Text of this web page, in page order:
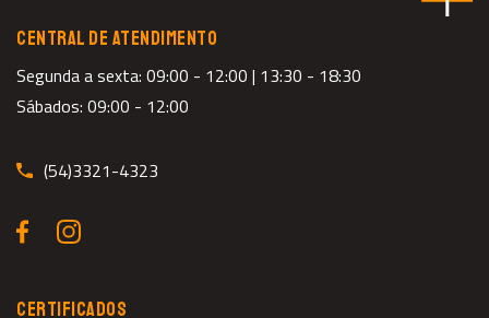
CENTRAL DE ATENDIMENTO
Segunda a sexta: 09:00 - 12:00 | 13:30 - 18:30
Sábados: 09:00 - 12:00
(54)3321-4323
CERTIFICADOS